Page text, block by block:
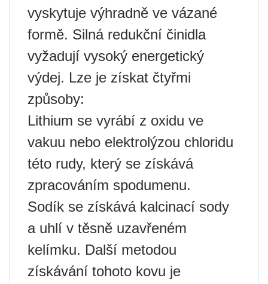
vyskytuje výhradně ve vázané
formě. Silná redukční činidla
vyžadují vysoký energetický
výdej. Lze je získat čtyřmi
způsoby:
Lithium se vyrábí z oxidu ve
vakuu nebo elektrolýzou chloridu
této rudy, který se získává
zpracováním spodumenu.
Sodík se získává kalcinací sody
a uhlí v těsně uzavřeném
kelímku. Další metodou
získávání tohoto kovu je